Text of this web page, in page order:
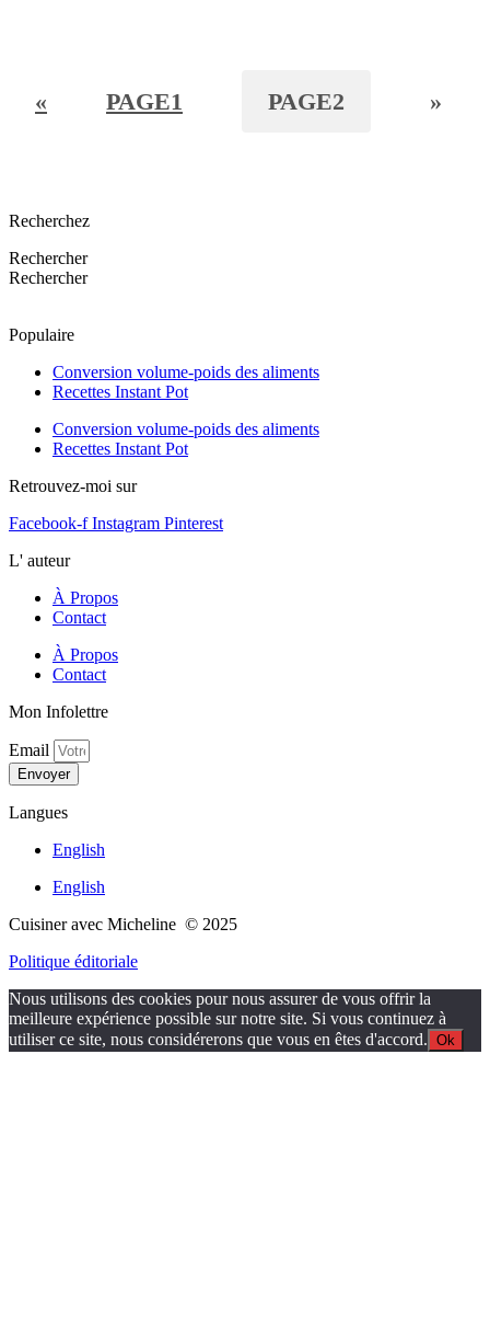
« PAGE1 PAGE2 »
Recherchez
Rechercher
Rechercher
Populaire
Conversion volume-poids des aliments
Recettes Instant Pot
Conversion volume-poids des aliments
Recettes Instant Pot
Retrouvez-moi sur
Facebook-f Instagram Pinterest
L' auteur
À Propos
Contact
À Propos
Contact
Mon Infolettre
Email
Envoyer
Langues
English
English
Cuisiner avec Micheline © 2025
Politique éditoriale
Nous utilisons des cookies pour nous assurer de vous offrir la
meilleure expérience possible sur notre site. Si vous continuez à
utiliser ce site, nous considérerons que vous en êtes d'accord. Ok